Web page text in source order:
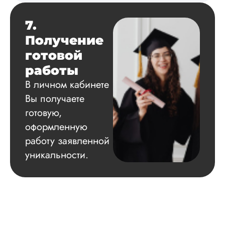
Читать полный
7.
Получение
готовой
работы
В личном кабинете
Вы получаете
готовую,
оформленную
работу заявленной
уникальности.